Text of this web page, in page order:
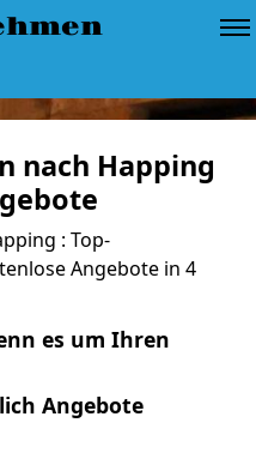
nach Happing
: Top-
Angebote in 4
es um Ihren
Angebote